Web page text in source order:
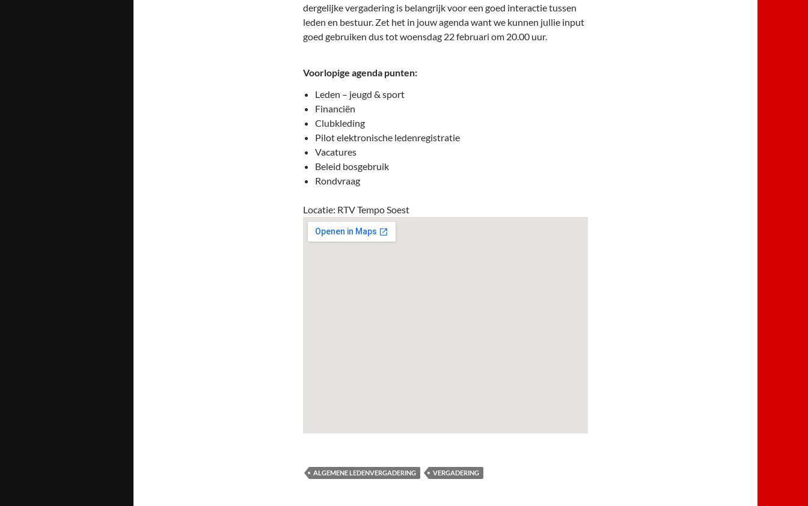
dergelijke vergadering is belangrijk voor een goed interactie tussen
leden en bestuur. Zet het in jouw agenda want we kunnen jullie input
goed gebruiken dus tot woensdag 22 februari om 20.00 uur.
Voorlopige agenda punten:
Leden – jeugd & sport
Financiën
Clubkleding
Pilot elektronische ledenregistratie
Vacatures
Beleid bosgebruik
Rondvraag
Locatie: RTV Tempo Soest
ALGEMENE LEDENVERGADERING VERGADERING